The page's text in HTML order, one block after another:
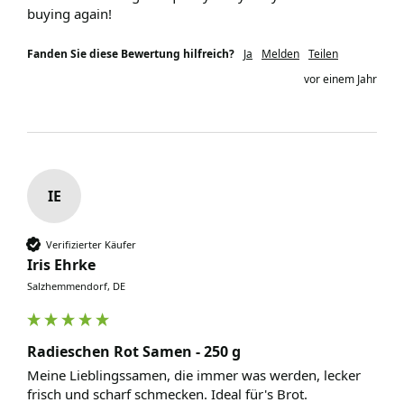
buying again!
Fanden Sie diese Bewertung hilfreich? Ja Melden Teilen
vor einem Jahr
IE
Verifizierter Käufer
Iris Ehrke
Salzhemmendorf, DE
Radieschen Rot Samen - 250 g
Meine Lieblingssamen, die immer was werden, lecker
frisch und scharf schmecken. Ideal für's Brot.